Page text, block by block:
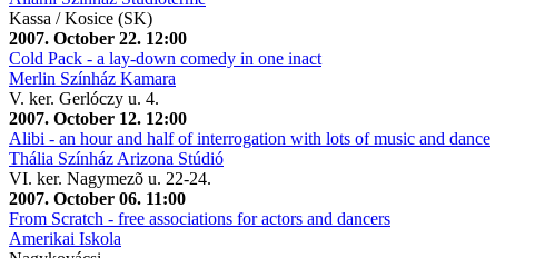
Kassa / Kosice (SK)
2007. October 22. 12:00
Cold Pack - a lay-down comedy in one inact
Merlin Színház Kamara
V. ker. Gerlóczy u. 4.
2007. October 12. 12:00
Alibi - an hour and half of interrogation with lots of music and dance
Thália Színház Arizona Stúdió
VI. ker. Nagymezõ u. 22-24.
2007. October 06. 11:00
From Scratch - free associations for actors and dancers
Amerikai Iskola